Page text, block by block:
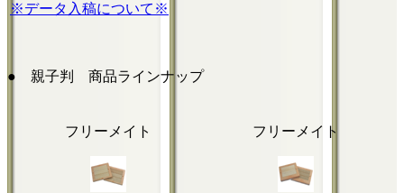
※データ入稿について※
● 親子判 商品ラインナップ
フリーメイト フリーメイト